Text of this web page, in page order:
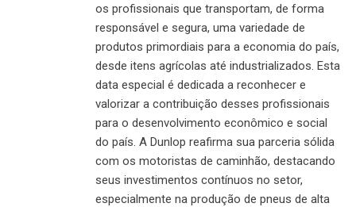
os profissionais que transportam, de forma
responsável e segura, uma variedade de
produtos primordiais para a economia do país,
desde itens agrícolas até industrializados. Esta
data especial é dedicada a reconhecer e
valorizar a contribuição desses profissionais
para o desenvolvimento econômico e social
do país. A Dunlop reafirma sua parceria sólida
com os motoristas de caminhão, destacando
seus investimentos contínuos no setor,
especialmente na produção de pneus de alta